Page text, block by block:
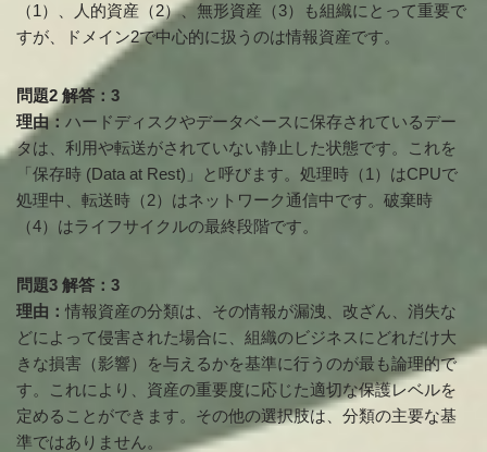
（1）、人的資産（2）、無形資産（3）も組織にとって重要で
すが、ドメイン2で中心的に扱うのは情報資産です。
問題2 解答：3
理由： ハードディスクやデータベースに保存されているデー
タは、利用や転送がされていない静止した状態です。これを
「保存時 (Data at Rest)」と呼びます。処理時（1）はCPUで
処理中、転送時（2）はネットワーク通信中です。破棄時
（4）はライフサイクルの最終段階です。
問題3 解答：3
理由： 情報資産の分類は、その情報が漏洩、改ざん、消失な
どによって侵害された場合に、組織のビジネスにどれだけ大
きな損害（影響）を与えるかを基準に行うのが最も論理的で
す。これにより、資産の重要度に応じた適切な保護レベルを
定めることができます。その他の選択肢は、分類の主要な基
準ではありません。